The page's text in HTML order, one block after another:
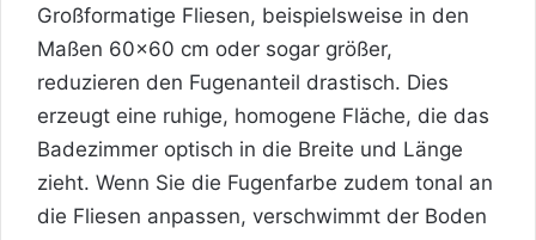
Großformatige Fliesen, beispielsweise in den
Maßen 60×60 cm oder sogar größer,
reduzieren den Fugenanteil drastisch. Dies
erzeugt eine ruhige, homogene Fläche, die das
Badezimmer optisch in die Breite und Länge
zieht. Wenn Sie die Fugenfarbe zudem tonal an
die Fliesen anpassen, verschwimmt der Boden